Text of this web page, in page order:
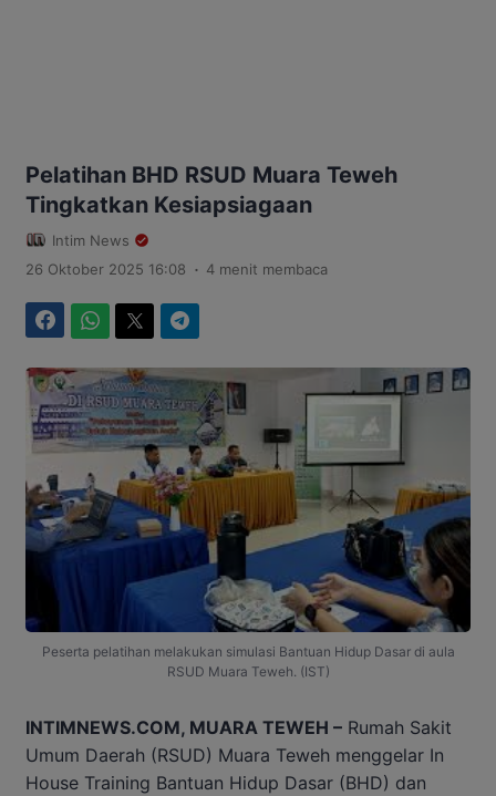
Pelatihan BHD RSUD Muara Teweh
Tingkatkan Kesiapsiagaan
Intim News
26 Oktober 2025 16:08 . 4 menit membaca
Peserta pelatihan melakukan simulasi Bantuan Hidup Dasar di aula
RSUD Muara Teweh. (IST)
INTIMNEWS.COM, MUARA TEWEH – Rumah Sakit
Umum Daerah (RSUD) Muara Teweh menggelar In
House Training Bantuan Hidup Dasar (BHD) dan